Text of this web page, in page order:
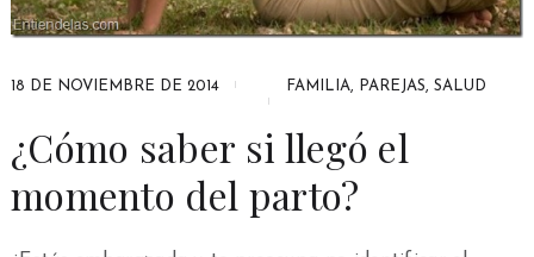
18 DE NOVIEMBRE DE 2014 FAMILIA, PAREJAS, SALUD
¿Cómo saber si llegó el
momento del parto?